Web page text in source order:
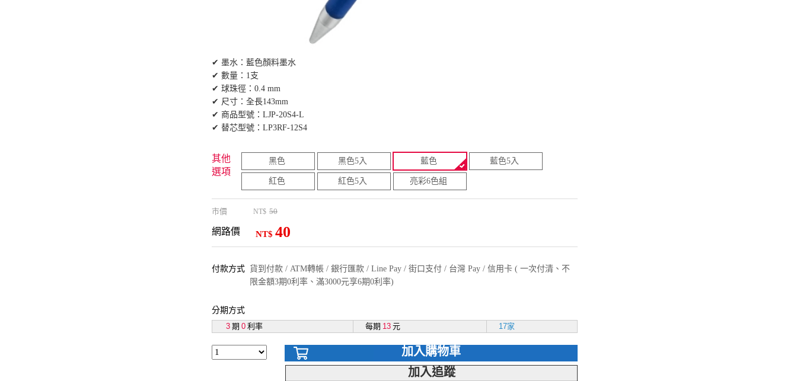
✔ 墨水：藍色顏料墨水
✔ 數量：1支
✔ 球珠徑：0.4 mm
✔ 尺寸：全長143mm
✔ 商品型號：LJP-20S4-L
✔ 替芯型號：LP3RF-12S4
其他
選項
黑色 黑色5入 藍色 藍色5入
紅色 紅色5入 亮彩6色組
市價 NT$ 50
網路價 NT$ 40
付款方式 貨到付款 / ATM轉帳 / 銀行匯款 / Line Pay / 街口支付 / 台灣 Pay / 信用卡 ( 一次付清、不
限金額3期0利率、滿3000元享6期0利率)
分期方式
3 期 0 利率 每期 13 元 17家
加入購物車
加入追蹤